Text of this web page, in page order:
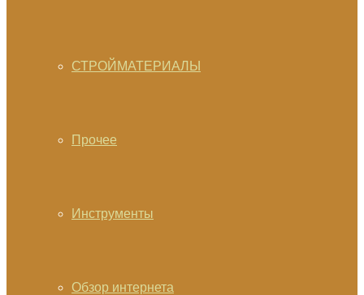
СТРОЙМАТЕРИАЛЫ
Прочее
Инструменты
Обзор интернета